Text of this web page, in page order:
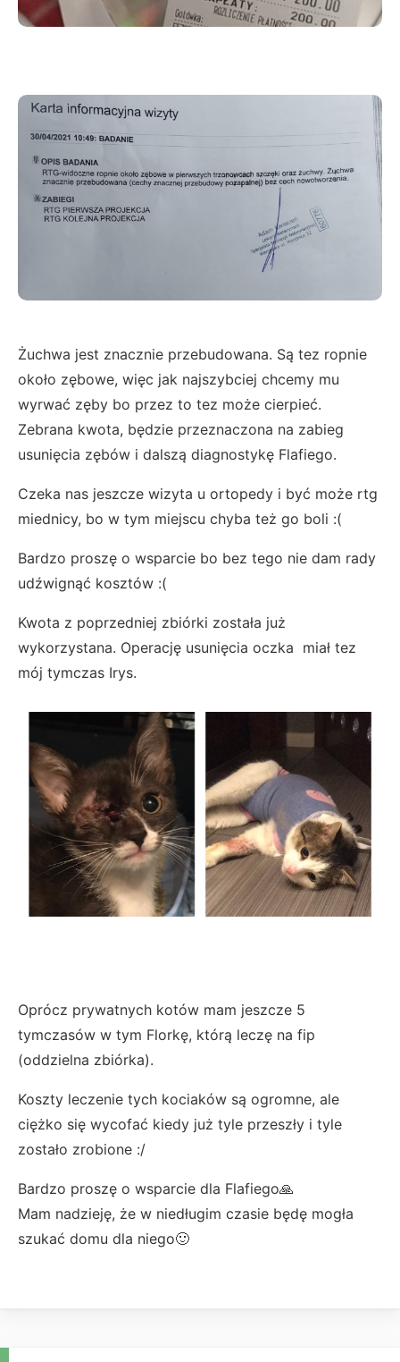
Żuchwa jest znacznie przebudowana. Są tez ropnie
około zębowe, więc jak najszybciej chcemy mu
wyrwać zęby bo przez to tez może cierpieć.
Zebrana kwota, będzie przeznaczona na zabieg
usunięcia zębów i dalszą diagnostykę Flafiego.
Czeka nas jeszcze wizyta u ortopedy i być może rtg
miednicy, bo w tym miejscu chyba też go boli :(
Bardzo proszę o wsparcie bo bez tego nie dam rady
udźwignąć kosztów :(
Kwota z poprzedniej zbiórki została już
wykorzystana. Operację usunięcia oczka miał tez
mój tymczas Irys.
Oprócz prywatnych kotów mam jeszcze 5
tymczasów w tym Florkę, którą leczę na fip
(oddzielna zbiórka).
Koszty leczenie tych kociaków są ogromne, ale
ciężko się wycofać kiedy już tyle przeszły i tyle
zostało zrobione :/
Bardzo proszę o wsparcie dla Flafiego🙏
Mam nadzieję, że w niedługim czasie będę mogła
szukać domu dla niego🙂